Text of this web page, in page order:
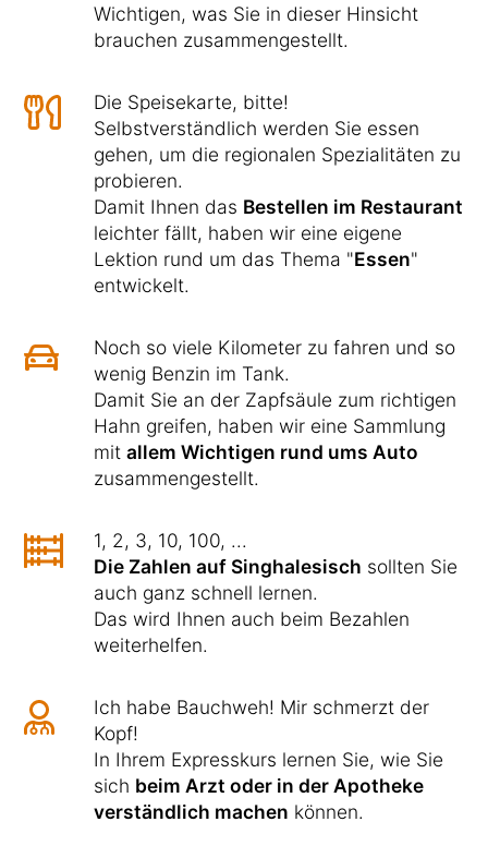
Wichtigen, was Sie in dieser Hinsicht
brauchen zusammengestellt.
Die Speisekarte, bitte!
Selbstverständlich werden Sie essen
gehen, um die regionalen Spezialitäten zu
probieren.
Damit Ihnen das Bestellen im Restaurant
leichter fällt, haben wir eine eigene
Lektion rund um das Thema "Essen"
entwickelt.
Noch so viele Kilometer zu fahren und so
wenig Benzin im Tank.
Damit Sie an der Zapfsäule zum richtigen
Hahn greifen, haben wir eine Sammlung
mit allem Wichtigen rund ums Auto
zusammengestellt.
1, 2, 3, 10, 100, ...
Die Zahlen auf Singhalesisch sollten Sie
auch ganz schnell lernen.
Das wird Ihnen auch beim Bezahlen
weiterhelfen.
Ich habe Bauchweh! Mir schmerzt der
Kopf!
In Ihrem Expresskurs lernen Sie, wie Sie
sich beim Arzt oder in der Apotheke
verständlich machen können.